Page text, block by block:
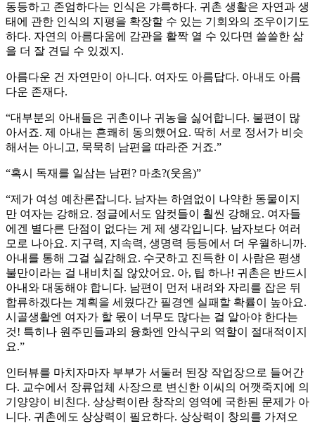
동등하고 존엄하다는 인식은 갸륵하다. 귀촌 생활은 자연과 생
태에 관한 인식의 지평을 확장할 수 있는 기회와의 조우이기도
하다. 자연의 아름다움에 감관을 활짝 열 수 있다면 쓸쓸한 삶
을 더 잘 견딜 수 있겠지.
아름다운 건 자연만이 아니다. 여자도 아름답다. 아내도 아름
다운 존재다.
“대부분의 아내들은 귀촌이나 귀농을 싫어합니다. 불편이 많
아서죠. 제 아내는 흔쾌히 동의했어요. 딱히 서로 정서가 비슷
해서는 아니고, 묵묵히 남편을 따라준 거죠.”
“혹시 독재를 일삼는 남편? 마초?(웃음)”
“제가 여성 예찬론잡니다. 남자는 하염없이 나약한 동물이지
만 여자는 강해요. 정글에서도 암컷들이 훨씬 강해요. 여자들
에겐 별다른 단점이 없다는 게 제 생각입니다. 남자보다 여러
모로 나아요. 지구력, 지속력, 생명력 등등에서 더 우월하니까.
아내를 통해 그걸 실감해요. 수굿하고 진득한 이 사람은 평생
불만이라는 걸 내비치질 않았어요. 아, 팁 하나! 귀촌은 반드시
아내와 대동해야 합니다. 남편이 먼저 내려와 자리를 잡은 뒤
합류하겠다는 계획을 세웠다간 필경엔 실패할 확률이 높아요.
시골생활엔 여자가 할 몫이 너무도 많다는 걸 알아야 한다는
것! 특히나 원주민들과의 융화엔 안식구의 역할이 절대적이지
요.”
인터뷰를 마치자마자 부부가 서둘러 된장 작업장으로 들어간
다. 교수에서 장류업체 사장으로 변신한 이씨의 어깻죽지에 의
기양양이 비친다. 상상력이란 창작의 영역에 국한된 문제가 아
니다. 귀촌에도 상상력이 필요하다. 상상력이 창의를 가져오